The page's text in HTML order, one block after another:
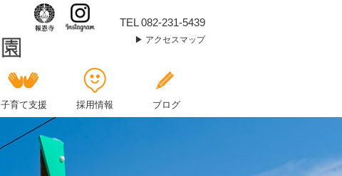
運
会
の
想
い
出
TEL 082-231-5439
アクセスマップ
子育て支援 採用情報 ブログ